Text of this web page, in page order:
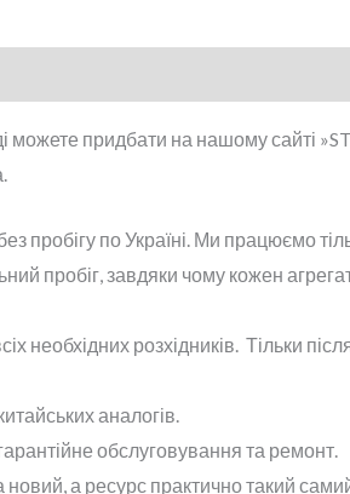
придбати на нашому сайті
пробігу по Україні. Ми працюємо
пробіг, завдяки чому кожен
необхідних розхідників. Тільки
аналогів.
обслуговування та ремонт.
новий, а ресурс практично такий